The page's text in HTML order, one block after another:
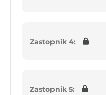
Zastopnik 4:
Zastopnik 5: